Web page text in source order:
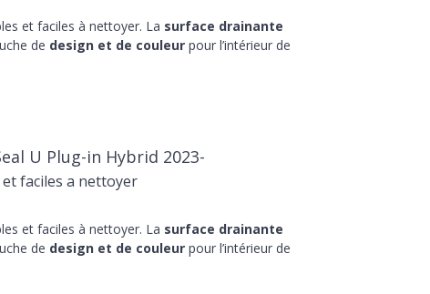
et faciles à nettoyer. La surface drainante
de design et de couleurpour l’intérieur de
U Plug-in Hybrid 2023-
faciles a nettoyer
et faciles à nettoyer. La surface drainante
de design et de couleurpour l’intérieur de